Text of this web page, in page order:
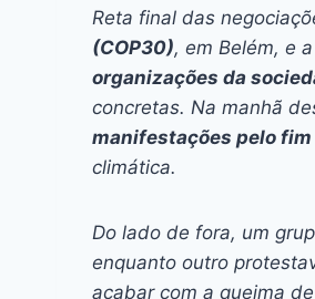
c
e
b
o
o
s
s
e
n
g
at
s
A
p
p
e
a
d
s
Reta final das
(COP30), em Belém, e
organizações da
concretas. Na manhã
manifestações pelo
climática.
Do lado de fora, um
enquanto outro
acabar com a queima